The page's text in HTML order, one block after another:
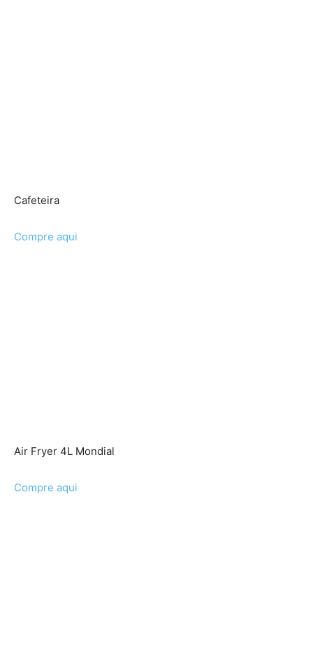
Cafeteira
Compre aqui
Air Fryer 4L Mondial
Compre aqui